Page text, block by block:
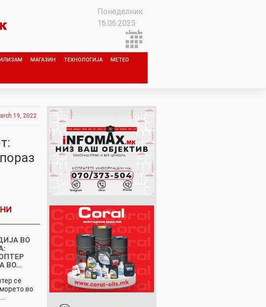
Понеделник
16.06.2025
МАГАЗИН ТЕХНОЛОГИЈА МЕТЕО
19, 2022
ВО
ВО…
се
во